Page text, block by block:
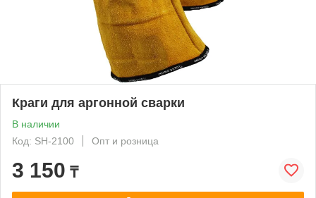
Краги для аргонной сварки
В наличии
Код: SH-2100
Опт и розница
3 150 ₸